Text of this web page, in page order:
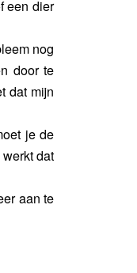
een dier
nog
door te
dat mijn
je de
dat
aan te